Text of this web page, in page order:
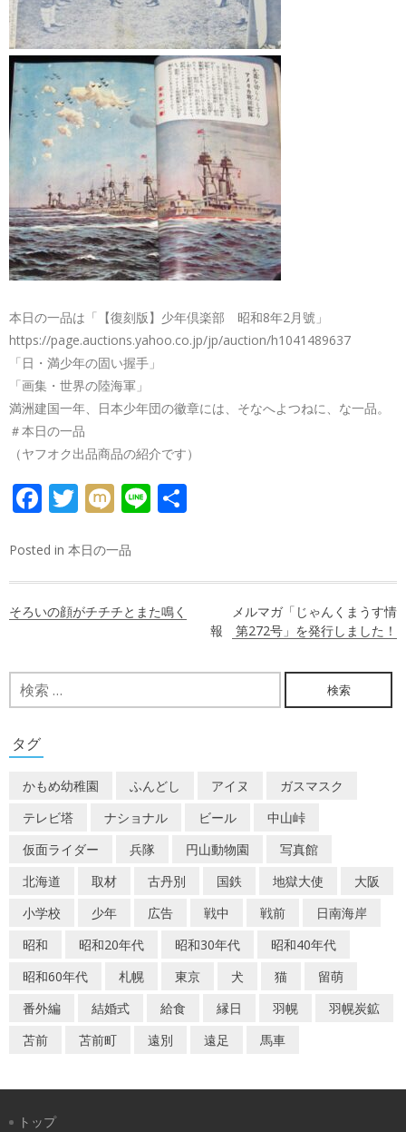
本日の一品は「【復刻版】少年倶楽部 昭和8年2月號」
https://page.auctions.yahoo.co.jp/jp/auction/h1041489637
「日・満少年の固い握手」
「画集・世界の陸海軍」
満洲建国一年、日本少年団の徽章には、そなへよつねに、な一品。
＃本日の一品
（ヤフオク出品商品の紹介です）
FACEBOOK
TWITTER
MIXILINE
Posted in 本日の一品
稿
ビ
ー
シ
ョ
ン
そろいの顔がチチチとまた鳴く
メルマガ「じゃんくまうす情
報 第272号」を発行しました！
検
索:
タグ
かもめ幼稚園 ふんどし アイヌ
ガスマスク
テレビ塔
ナショナル ビール
中山峠
仮面ライダー
兵隊 円山動物園
写真館
北海道
取材 古丹別 国鉄 地獄大使
大阪
小学校
少年 広告 戦中 戦前
日南海岸
昭和
昭和20年代 昭和30年代
昭和40年代
昭和60年代
札幌 東京 犬 猫
留萌
番外編
結婚式 給食 縁日 羽幌
羽幌炭鉱
苫前
苫前町 遠別 遠足 馬車
トップ